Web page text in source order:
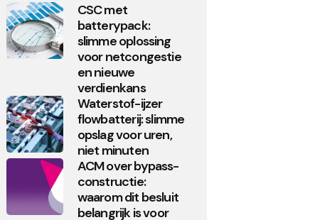
CSC met
batterypack:
slimme oplossing
voor netcongestie
en nieuwe
verdienkans
Waterstof-ijzer
flowbatterij: slimme
opslag voor uren,
niet minuten
ACM over bypass-
constructie:
waarom dit besluit
belangrijk is voor